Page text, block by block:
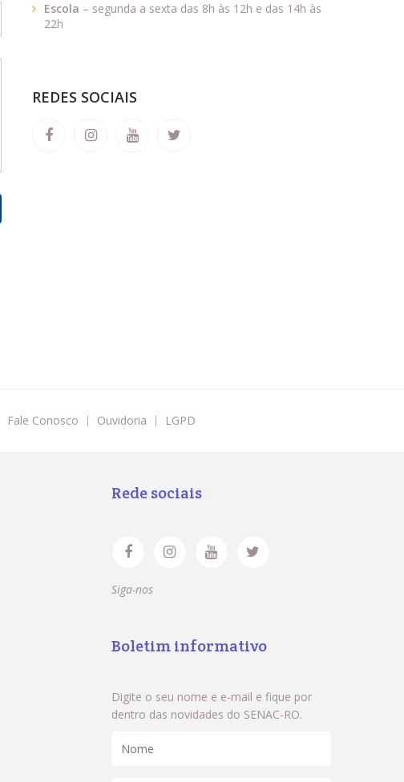
Escola – segunda a sexta das 8h às 12h e das 14h às
22h
REDES SOCIAIS
Fale Conosco Ouvidoria LGPD
Rede sociais
Siga-nos
Boletim informativo
Digite o seu nome e e-mail e fique por
dentro das novidades do SENAC-RO.